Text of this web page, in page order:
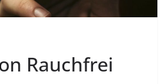
Rauchfrei